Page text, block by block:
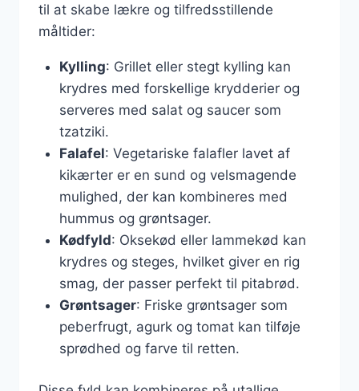
til at skabe lækre og tilfredsstillende
måltider:
Kylling: Grillet eller stegt kylling kan
krydres med forskellige krydderier og
serveres med salat og saucer som
tzatziki.
Falafel: Vegetariske falafler lavet af
kikærter er en sund og velsmagende
mulighed, der kan kombineres med
hummus og grøntsager.
Kødfyld: Oksekød eller lammekød kan
krydres og steges, hvilket giver en rig
smag, der passer perfekt til pitabrød.
Grøntsager: Friske grøntsager som
peberfrugt, agurk og tomat kan tilføje
sprødhed og farve til retten.